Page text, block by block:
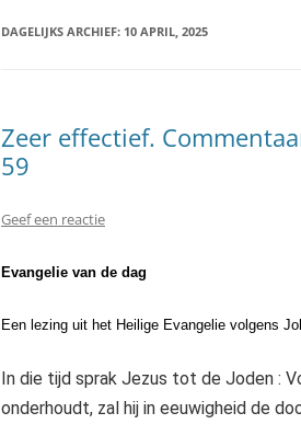
DAGELIJKS ARCHIEF: 10 APRIL, 2025
Zeer effectief.
59
Geef een reactie
Evangelie van de dag
Een lezing uit het Heilige Evangelie volgens
In die tijd sprak Jezus tot de Joden :
onderhoudt, zal hij in eeuwigheid de